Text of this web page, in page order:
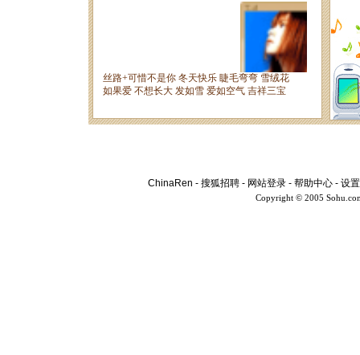
ChinaRen - 搜狐招聘 - 网站登录 - 帮助中心 - 设
Copyright © 2005